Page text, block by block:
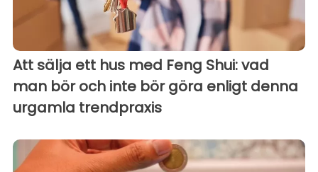
Att sälja ett hus med Feng Shui: vad
man bör och inte bör göra enligt denna
urgamla trendpraxis